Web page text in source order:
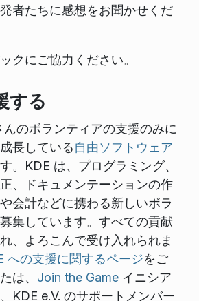
者たちに感想をお聞かせくだ
クにご協力ください。
する
んのボランティアの支援のみに
長している自由ソフトウェア
。KDE は、プログラミング、
、ドキュメンテーションの作
会計などに携わる新しいボラ
集しています。すべての貢献
、よろこんで受け入れられま
への支援に関するページをご
は、 Join the Gameイニシア
KDE e.V. のサポートメンバー